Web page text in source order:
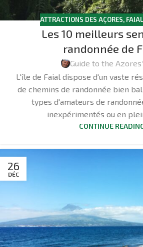
ATTRACTIONS DES AÇORES, FAIAL
Les 10 meilleurs
randonnée de
Guide to the Azores
L'île de Faial dispose d'un vaste
de chemins de randonnée bien
types d'amateurs de
inexpérimentés ou en
CONTINUE
26
DÉC